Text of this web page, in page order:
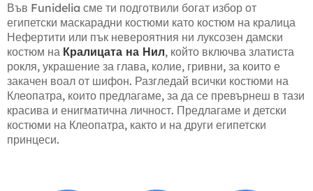
Във Funidelia сме ти подготвили богат избор от
египетски маскарадни костюми като костюм на кралица
Нефертити или пък невероятния ни луксозен дамски
костюм на Кралицата на Нил, който включва златиста
рокля, украшение за глава, колие, гривни, за които е
закачен воал от шифон. Разгледай всички костюми на
Клеопатра, които предлагаме, за да се превърнеш в тази
красива и енигматична личност. Предлагаме и детски
костюми на Клеопатра, както и на други египетски
принцеси.